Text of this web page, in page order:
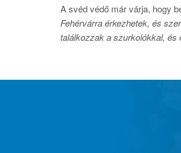
A svéd védő már várja, hogy
Fehérvárra érkezhetek, és
találkozzak a szurkolókkal, és